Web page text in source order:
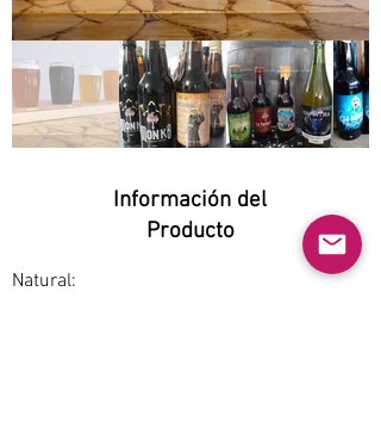
Información del
Producto
Natural: